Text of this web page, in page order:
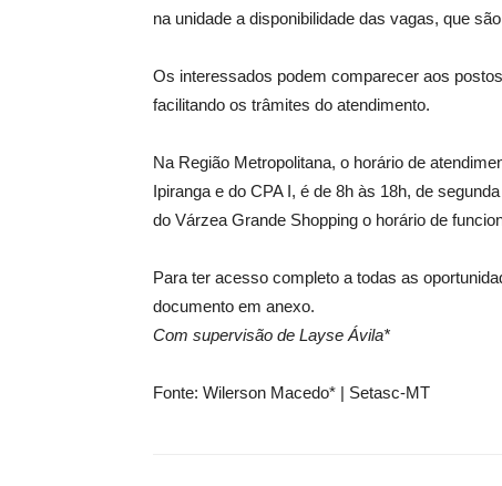
na unidade a disponibilidade das vagas, que
Os interessados podem comparecer aos
facilitando os trâmites do atendimento.
Na Região Metropolitana, o horário de
Ipiranga e do CPA I, é de 8h às 18h, de
do Várzea Grande Shopping o horário de
Para ter acesso completo a todas as
documento em anexo.
Com supervisão de Layse Ávila*
Fonte: Wilerson Macedo* | Setasc-MT